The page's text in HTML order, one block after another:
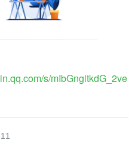
s/mIbGngltkdG_2ve